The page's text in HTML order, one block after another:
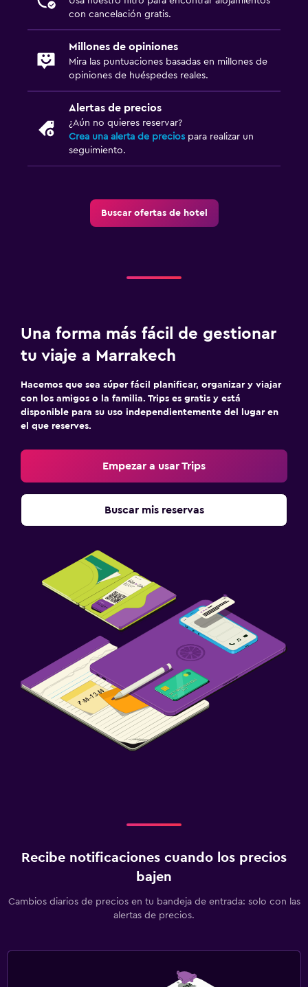
con cancelación gratis.
Millones de opiniones
Mira las puntuaciones basadas en millones de
opiniones de huéspedes reales.
Alertas de precios
¿Aún no quieres reservar?
Crea una alerta de precios para realizar un
seguimiento.
Buscar ofertas de hotel
Una forma más fácil de gestionar
tu viaje a Marrakech
Hacemos que sea súper fácil planificar, organizar y viajar
con los amigos o la familia. Trips es gratis y está
disponible para su uso independientemente del lugar en
el que reserves.
Empezar a usar Trips
Buscar mis reservas
Recibe notificaciones cuando los precios
bajen
Cambios diarios de precios en tu bandeja de entrada: solo con las
alertas de precios.